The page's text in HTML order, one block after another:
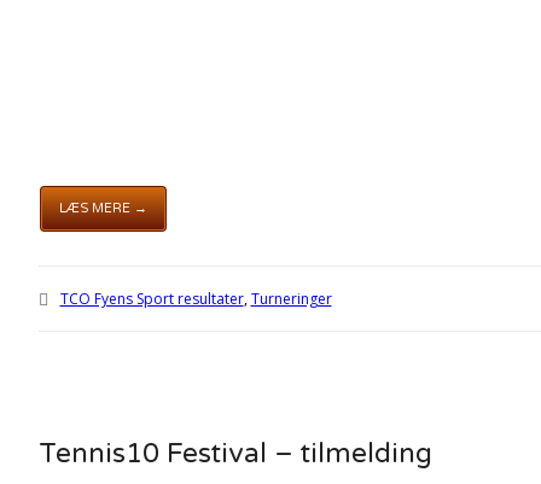
LÆS MERE →
TCO Fyens Sport resultater,Turneringer
Tennis10 Festival – tilmelding